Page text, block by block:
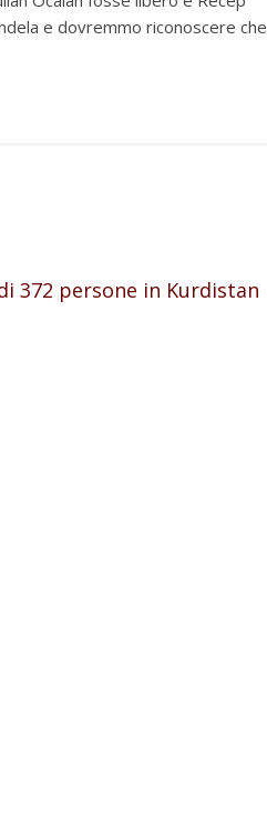
e dovremmo riconoscere che
372 persone in Kurdistan